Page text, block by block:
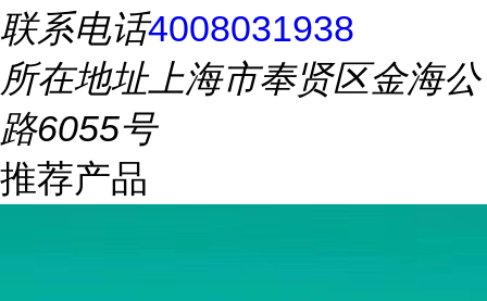
联系电话4008031938
所在地址上海市奉贤区金海公
路6055号
推荐产品